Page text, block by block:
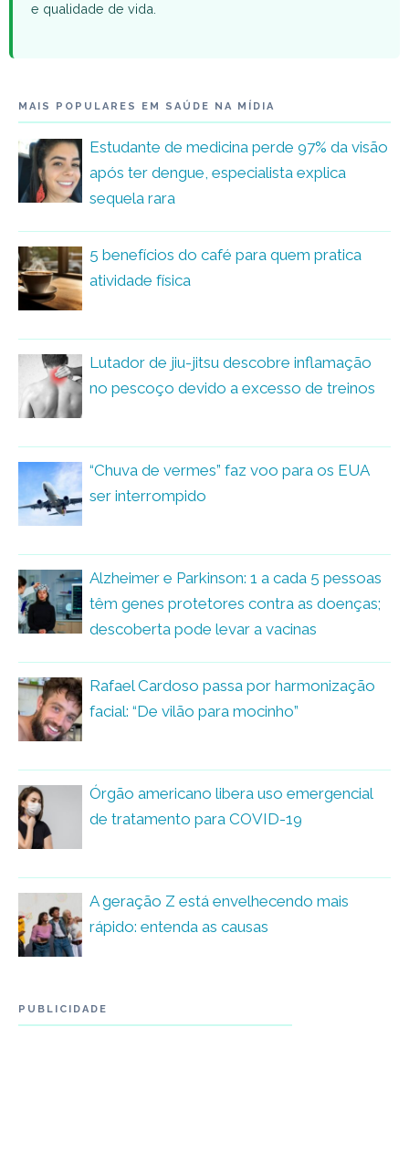
e qualidade de vida.
MAIS POPULARES EM SAÚDE NA MÍDIA
Estudante de medicina perde 97% da visão
após ter dengue, especialista explica
sequela rara
5 benefícios do café para quem pratica
atividade física
Lutador de jiu-jitsu descobre inflamação
no pescoço devido a excesso de treinos
“Chuva de vermes” faz voo para os EUA
ser interrompido
Alzheimer e Parkinson: 1 a cada 5 pessoas
têm genes protetores contra as doenças;
descoberta pode levar a vacinas
Rafael Cardoso passa por harmonização
facial: “De vilão para mocinho”
Órgão americano libera uso emergencial
de tratamento para COVID-19
A geração Z está envelhecendo mais
rápido: entenda as causas
PUBLICIDADE